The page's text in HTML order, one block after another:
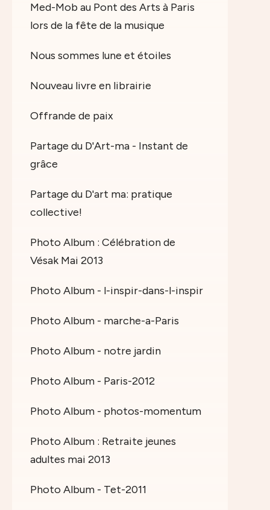
Med-Mob au Pont des Arts à Paris
lors de la fête de la musique
Nous sommes lune et étoiles
Nouveau livre en librairie
Offrande de paix
Partage du D'Art-ma - Instant de
grâce
Partage du D'art ma: pratique
collective!
Photo Album : Célébration de
Vésak Mai 2013
Photo Album - l-inspir-dans-l-inspir
Photo Album - marche-a-Paris
Photo Album - notre jardin
Photo Album - Paris-2012
Photo Album - photos-momentum
Photo Album : Retraite jeunes
adultes mai 2013
Photo Album - Tet-2011